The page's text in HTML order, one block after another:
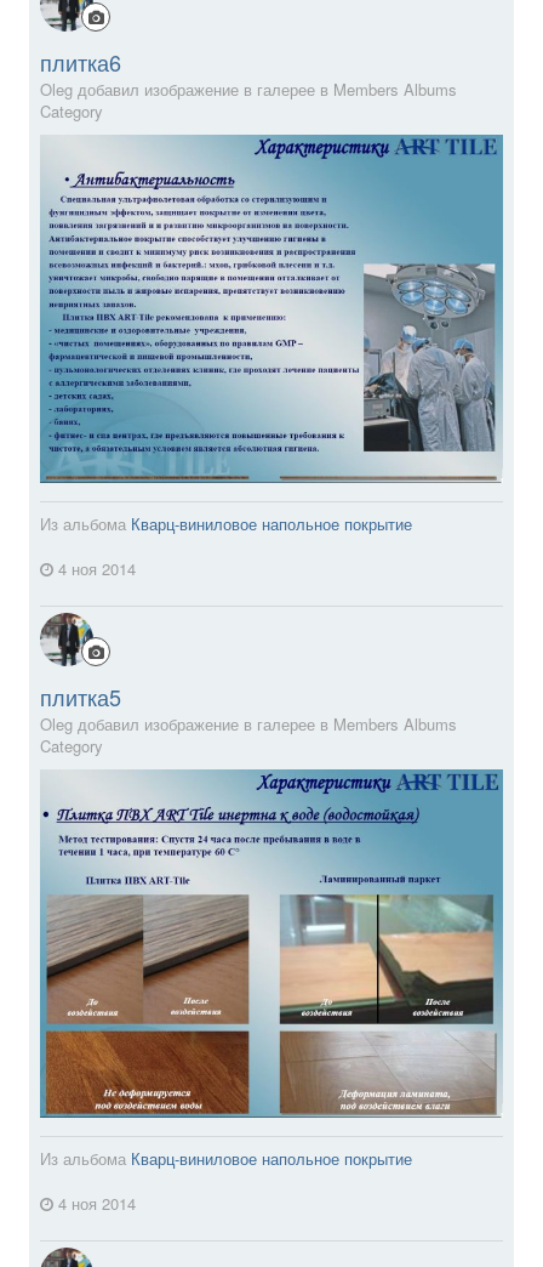
плитка6
Oleg добавил изображение в галерее в Members Albums
Category
Из альбома Кварц-виниловое напольное покрытие
4 ноя 2014
плитка5
Oleg добавил изображение в галерее в Members Albums
Category
Из альбома Кварц-виниловое напольное покрытие
4 ноя 2014